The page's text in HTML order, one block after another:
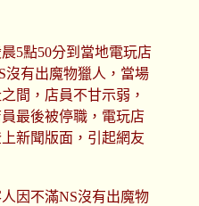
5點50分到當地電玩店
沒有出魔物獵人，當場
間，店員不甘示弱，
最後被停職，電玩店
新聞版面，引起網友
因不滿NS沒有出魔物